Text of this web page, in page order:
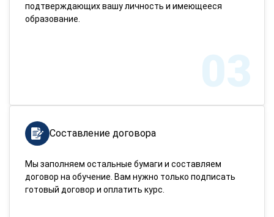
подтверждающих вашу личность и имеющееся
образование.
03
Составление договора
Мы заполняем остальные бумаги и составляем
договор на обучение. Вам нужно только подписать
готовый договор и оплатить курс.